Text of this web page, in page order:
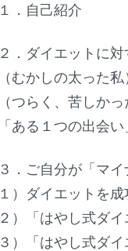
１．自己紹介
２．ダイエットに
（むかしの太った私
（つらく、苦しかっ
「ある１つの出会い
３．ご自分が「マ
１）ダイエットを
２）「はやし式ダ
３）「はやし式ダ